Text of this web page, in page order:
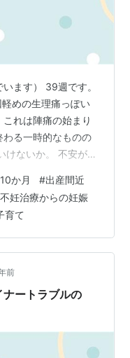
ます） 39週です。
めの生理痛っぽい
れは陣痛の始まり
る一時的なものの
けないか。 不安が募
せながら・・・(笑)
ない食欲。臨月に
診は14回目へ。助
は自費となります。
近色々考える。 妊娠
か月 #出産間近
不妊治療からの妊娠
育て
前
ートラブルの